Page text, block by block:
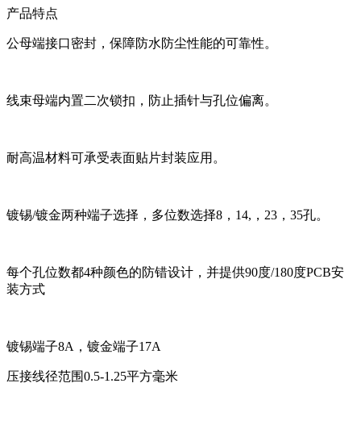
产品特点
公母端接口密封，保障防水防尘性能的可靠性。
线束母端内置二次锁扣，防止插针与孔位偏离。
耐高温材料可承受表面贴片封装应用。
镀锡/镀金两种端子选择，多位数选择8，14,，23，35孔。
每个孔位数都4种颜色的防错设计，并提供90度/180度PCB安
装方式
镀锡端子8A，镀金端子17A
压接线径范围0.5-1.25平方毫米